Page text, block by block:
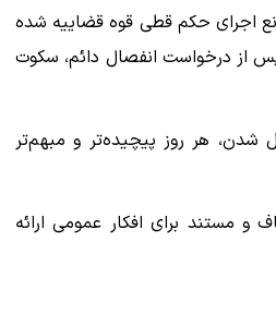
اجرای حکم قطی قوه قضاییه شده
از درخواست انفصال دائم، سکوت
هر روز پیچیده‌تر و مبهم‌تر
مستند برای افکار عمومی ارائه